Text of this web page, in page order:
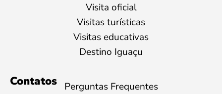
Visita oficial
Visitas turísticas
Visitas educativas
Destino Iguaçu
Contatos
Perguntas Frequentes